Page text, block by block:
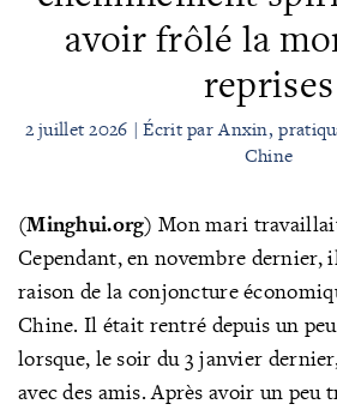
avoir frôlé la
reprises
2 juillet 2026 | Écrit par Anxin,
Chine
(Minghui.org) Mon mari
Cependant, en novembre dernier,
raison de la conjoncture
Chine. Il était rentré depuis un
lorsque, le soir du 3 janvier
avec des amis. Après avoir un peu